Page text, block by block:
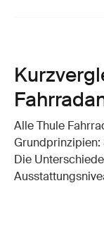
Alle Thule
Die